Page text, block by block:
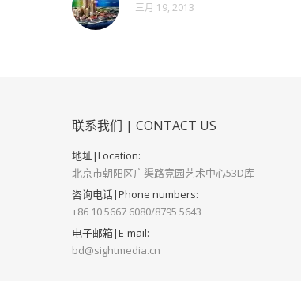
三月 19, 2013
联系我们 | CONTACT US
地址|Location:
北京市朝阳区广渠路竞园艺术中心53D库
咨询电话|Phone numbers:
+86 10 5667 6080/8795 5643
电子邮箱|E-mail:
bd@sightmedia.cn